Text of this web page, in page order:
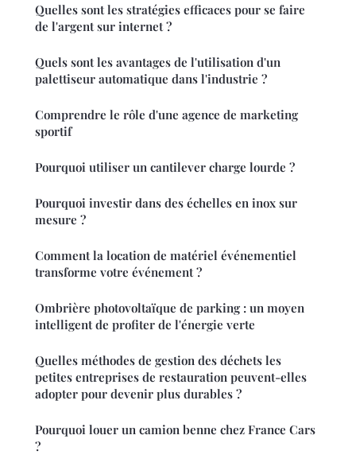
Quelles sont les stratégies efficaces pour se faire
de l'argent sur internet ?
Quels sont les avantages de l'utilisation d'un
palettiseur automatique dans l'industrie ?
Comprendre le rôle d'une agence de marketing
sportif
Pourquoi utiliser un cantilever charge lourde ?
Pourquoi investir dans des échelles en inox sur
mesure ?
Comment la location de matériel événementiel
transforme votre événement ?
Ombrière photovoltaïque de parking : un moyen
intelligent de profiter de l'énergie verte
Quelles méthodes de gestion des déchets les
petites entreprises de restauration peuvent-elles
adopter pour devenir plus durables ?
Pourquoi louer un camion benne chez France Cars
?